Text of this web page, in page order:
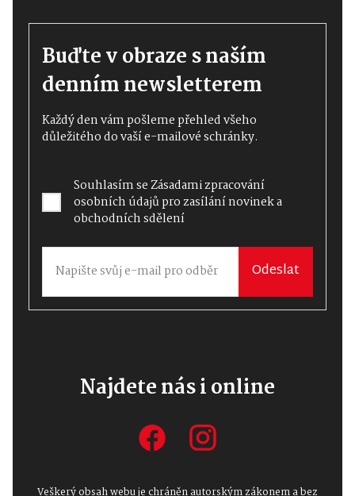
Buďte v obraze s naším
denním newsletterem
Každý den vám pošleme přehled všeho
důležitého do vaší e-mailové schránky.
Souhlasím seZásadami zpracování
osobních údajůpro zasílání novinek a
obchodních sdělení
Odeslat
Najdete nás i online
Veškerý obsah webu je chráněn autorským zákonem a bez